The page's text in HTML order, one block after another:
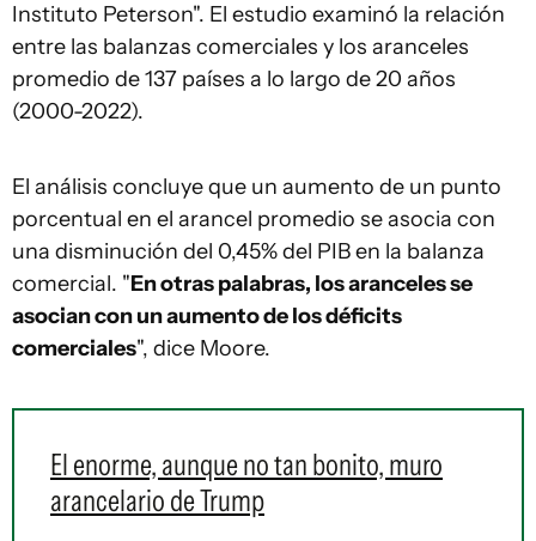
Instituto Peterson". El estudio examinó la relación
entre las balanzas comerciales y los aranceles
promedio de 137 países a lo largo de 20 años
(2000-2022).
El análisis concluye que un aumento de un punto
porcentual en el arancel promedio se asocia con
una disminución del 0,45% del PIB en la balanza
comercial. "En otras palabras, los aranceles se
asocian con un aumento de los déficits
comerciales", dice Moore.
El enorme, aunque no tan bonito, muro
arancelario de Trump